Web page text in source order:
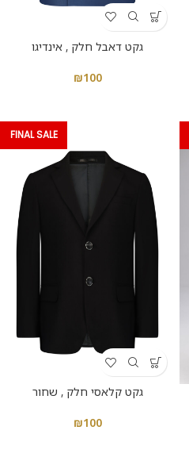
גקט דאבל חלק , אינדיגו
₪100
FINAL SALE
גקט קלאסי חלק , שחור
₪100